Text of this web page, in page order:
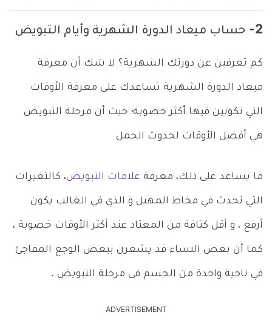
2- حساب ميعاد الدورة الشهرية وأيام التبويض
كم تعرفين عن دورتك الشهرية؟ لا شك أن معرفة
ميعاد الدورة الشهرية تساعدك على معرفة الأوقات
التي تكونين فيها أكثر خصوبة؛ حيث أن مرحلة التبويض
هي أفضل الأوقات لحدوث الحمل
ما يساعد على ذلك، معرفة علامات التبويض، كالتغيرات
التي تحدث في مخاط المهبل و الذي في الغالب يكون
أرفع ، و أقل كثافة من المعتاد عند أكثر الأوقات خصوبة ،
كما أن بعض النساء قد يشعرن ببعض الوجع المفاجئ
في ناحية واحدة من الجسم فى مرحلة التبويض .
ADVERTISEMENT